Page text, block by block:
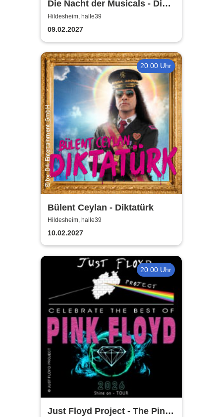
Die Nacht der Musicals - Die
erfolgreichste Musicalgala
aller Zeiten
Hildesheim, halle39
09.02.2027
20:00 Uhr
Bülent Ceylan - Diktatürk
Hildesheim, halle39
10.02.2027
20:00 Uhr
Just Floyd Project - The Pink